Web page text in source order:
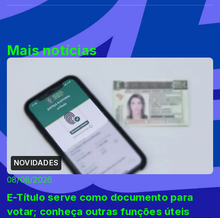
Mais notícias
NOVIDADES
08/08/2026
E-Título serve como documento para
votar; conheça outras funções úteis